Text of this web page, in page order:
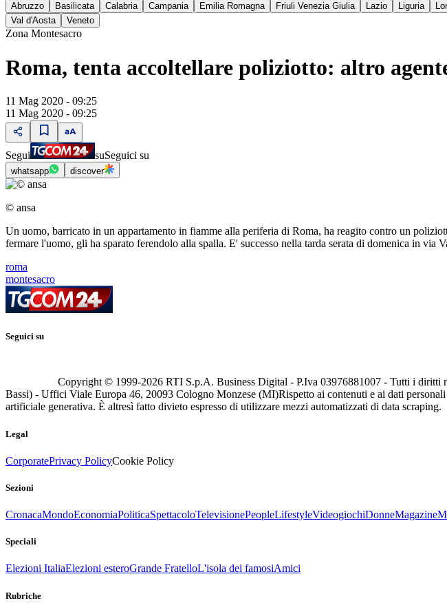
Abruzzo Basilicata Calabria Campania Emilia Romagna Friuli Venezia Giulia Lazio Liguria
Val d'Aosta
Veneto
Zona Montesacro
Roma, tenta accoltellare poliziotto: altro
11 Mag 2020 - 09:25
11 Mag 2020 - 09:25
Segui suSeguici su
whatsapp discover
© ansa
Un uomo, barricato in un appartamento in fiamme alla periferia di Roma, ha reagito contro un
fermare l'uomo, gli ha sparato ferendolo alla spalla. E' successo nella tarda serata di domenica in via
roma
montesacro
Seguici su
Copyright © 1999-2026 RTI S.p.A. Business Digital - P.Iva 03976881007 - Tutti i diritti
Bassi) - Uffici Viale Europa 46, 20093 Cologno Monzese (MI)Rispetto ai contenuti e ai dati
artificiale generativa. È altresì fatto divieto espresso di utilizzare mezzi automatizzati di data scraping.
Legal
CorporatePrivacy PolicyCookie Policy
Sezioni
CronacaMondoEconomiaPoliticaSpettacoloTelevisionePeopleLifestyleVideogiochiDonneMagazine
Speciali
Elezioni ItaliaElezioni esteroGrande FratelloL'isola dei famosiAmici
Rubriche